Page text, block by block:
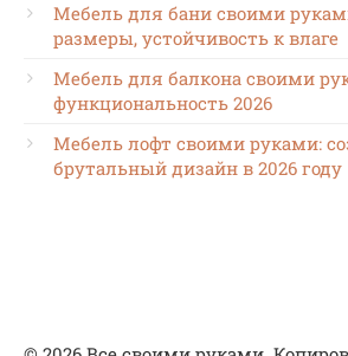
Мебель для бани своими
размеры, устойчивость к влаге
Мебель для балкона своими
функциональность 2026
Мебель лофт своими руками:
брутальный дизайн в 2026 году